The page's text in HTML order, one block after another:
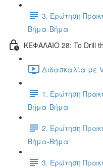
3. Ερώτηση
Βήμα-Βήμα
ΚΕΦΑΛΑΙΟ 28: To Drill
Διδασκαλία με
1. Ερώτηση
Βήμα-Βήμα
2. Ερώτηση
Βήμα-Βήμα
3. Ερώτηση